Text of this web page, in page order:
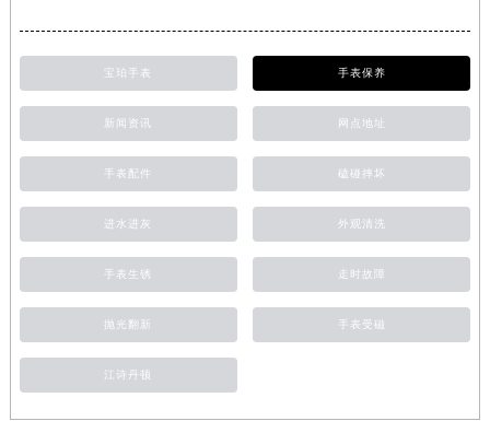
宝珀手表 手表保养
新闻资讯 网点地址
手表配件 磕碰摔坏
进水进灰 外观清洗
手表生锈 走时故障
抛光翻新 手表受磁
江诗丹顿